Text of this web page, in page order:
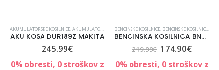
AKUMULATORSKE KOSILNICE,AKUMULATORSKE KOSILNICE ,KOSILNICE,KOSILNICE, VRT IN ORODJE
AKU KOSA DUR189Z MAKITA
245.99€
0% obresti, 0 stroškov z
BENCINSKE KOSILNICE, BENCINSKE KOSILNICE ,
BENCINSKA KOSILNICA BN46PL-RV145
219.99€ 174.90€
0% obresti, 0 stroškov z